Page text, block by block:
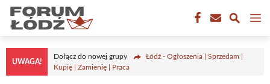
Przejdź
treści
UWAGA!
Dołącz do nowej grupy
Łódź - Ogłoszenia | Sprzedam |
Kupię | Zamienię | Praca